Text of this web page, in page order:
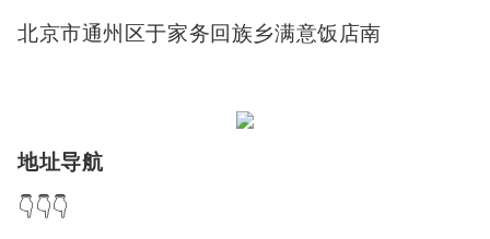
北京市通州区于家务回族乡满意饭店南
地址导航
👇👇👇